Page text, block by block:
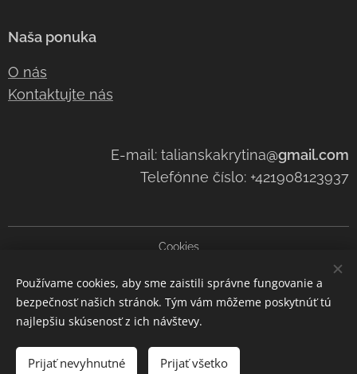
Do košíka
Naša ponuka
O nás
Kontaktujte nás
E-mail: talianskakrytina@gmail.com
Telefónne číslo: +421908123937
Cookies
Jazyky
Slovenčina
Čeština Italiano
Používame cookies, aby sme zaistili správne fungovanie a
bezpečnosť našich stránok. Tým vám môžeme poskytnúť tú
najlepšiu skúsenosť z ich návštevy.
Prijať nevyhnutné Prijať všetko